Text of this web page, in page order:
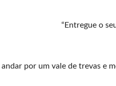
“Entregue o
por um vale de trevas e